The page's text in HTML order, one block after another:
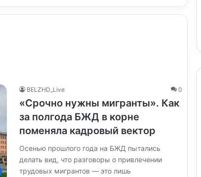
BELZHD_Live 0
«Срочно нужны мигранты». Как
за полгода БЖД в корне
поменяла кадровый вектор
Осенью прошлого года на БЖД пытались
делать вид, что разговоры о привлечении
трудовых мигрантов — это лишь